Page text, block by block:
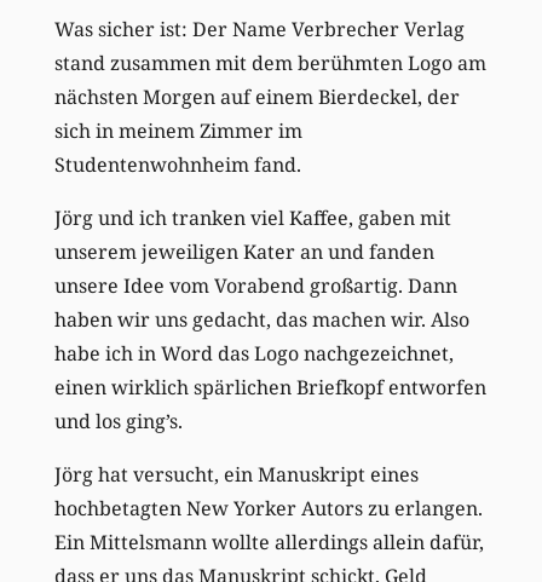
Was sicher ist: Der Name Verbrecher Verlag
stand zusammen mit dem berühmten Logo am
nächsten Morgen auf einem Bierdeckel, der
sich in meinem Zimmer im
Studentenwohnheim fand.
Jörg und ich tranken viel Kaffee, gaben mit
unserem jeweiligen Kater an und fanden
unsere Idee vom Vorabend großartig. Dann
haben wir uns gedacht, das machen wir. Also
habe ich in Word das Logo nachgezeichnet,
einen wirklich spärlichen Briefkopf entworfen
und los ging’s.
Jörg hat versucht, ein Manuskript eines
hochbetagten New Yorker Autors zu erlangen.
Ein Mittelsmann wollte allerdings allein dafür,
dass er uns das Manuskript schickt, Geld